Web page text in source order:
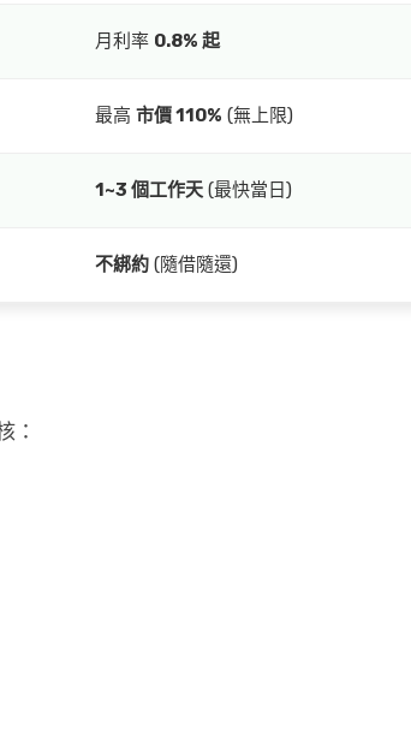
月利率 0.8% 起
最高 市價 110% (無上限)
1~3 個工作天 (最快當日)
不綁約 (隨借隨還)
：